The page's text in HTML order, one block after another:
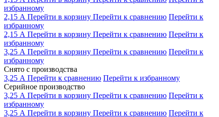
избранному
2,15 А Перейти в корзину Перейти к сравнению Перейти к
избранному
2,15 А Перейти в корзину Перейти к сравнению Перейти к
избранному
3,25 А Перейти в корзину Перейти к сравнению Перейти к
избранному
Снято с производства
3,25 А Перейти к сравнению Перейти к избранному
Серийное производство
3,25 А Перейти в корзину Перейти к сравнению Перейти к
избранному
3,25 А Перейти в корзину Перейти к сравнению Перейти к